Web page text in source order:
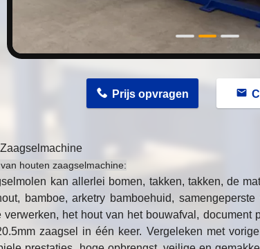
Prijs opvragen
houten zaagselmachine:
kan allerlei bomen, takken, takken, de
bamboe, arketry bamboehuid,
verwerken, het hout van het bouwafval, document
zaagsel in één keer. Vergeleken met